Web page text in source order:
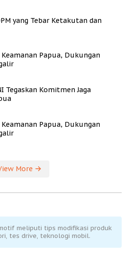
yang Tebar Ketakutan dan
Papua, Dukungan
Tegaskan Komitmen Jaga
Papua, Dukungan
More
meliputi tips modifikasi produk
tes drive, teknologi mobil.